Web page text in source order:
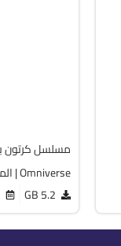
Omniverse | الموسم الرابع مدبلج
5.2 GB